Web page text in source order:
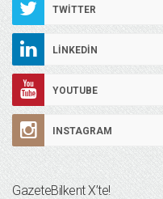
TWITTER
LINKEDIN
YOUTUBE
INSTAGRAM
GazeteBilkent X’te!